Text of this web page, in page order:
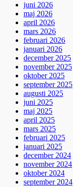
juni 2026
maj 2026
april 2026
mars 2026
februari 2026
januari 2026
december 2025
november 2025
oktober 2025
september 2025
augusti 2025
juni 2025
maj 2025
april 2025
mars 2025
februari 2025
januari 2025
december 2024
november 2024
oktober 2024
september 2024